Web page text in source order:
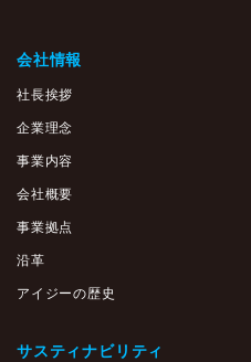
会社情報
社長挨拶
企業理念
事業内容
会社概要
事業拠点
沿革
アイジーの歴史
サスティナビリティ